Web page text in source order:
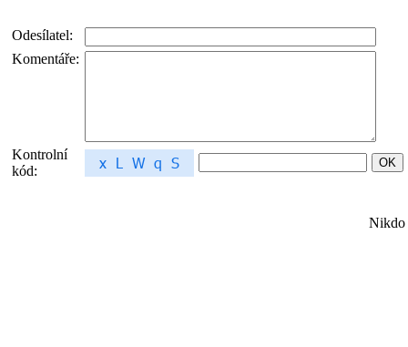
Odesílatel:
Komentáře:
Kontrolní
kód:
Nikdo